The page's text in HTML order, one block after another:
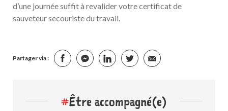
d’une journée suffit à revalider votre certificat de
sauveteur secouriste du travail.
Partager via :
#Être accompagné(e)